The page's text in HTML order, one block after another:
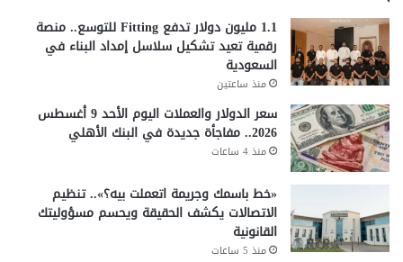
1.1 مليون دولار تدفع Fitting للتوسع.. منصة
رقمية تعيد تشكيل سلاسل إمداد البناء في
السعودية
منذ ساعتين
سعر الدولار والعملات اليوم الأحد 9 أغسطس
2026.. مفاجأة جديدة في البنك الأهلي
منذ 4 ساعات
«خط باسمك وجريمة اتعملت بيه؟».. تنظيم
الاتصالات يكشف الحقيقة ويحسم مسؤوليتك
القانونية
منذ 5 ساعات